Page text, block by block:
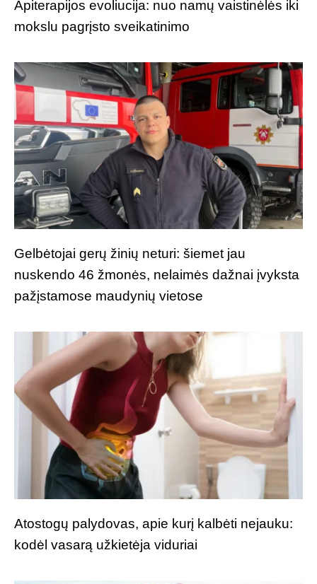
Apiterapijos evoliucija: nuo namų vaistinėlės iki
mokslu pagrįsto sveikatinimo
Gelbėtojai gerų žinių neturi: šiemet jau
nuskendo 46 žmonės, nelaimės dažnai įvyksta
pažįstamose maudynių vietose
Atostogų palydovas, apie kurį kalbėti nejauku:
kodėl vasarą užkietėja viduriai